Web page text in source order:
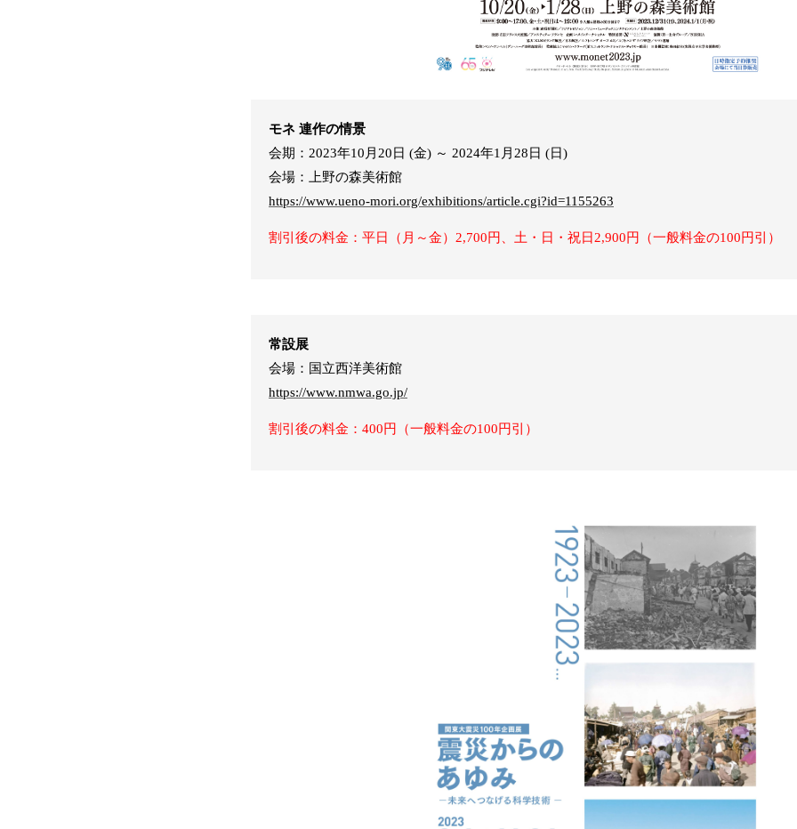
モネ 連作の情景
会期：2023年10月20日 (金) ～ 2024年1月28日 (日)
会場：上野の森美術館
https://www.ueno-mori.org/exhibitions/article.cgi?id=1155263
割引後の料金：平日（月～金）2,700円、土・日・祝日2,900円（一般料金の100円引）
常設展
会場：国立西洋美術館
https://www.nmwa.go.jp/
割引後の料金：400円（一般料金の100円引）